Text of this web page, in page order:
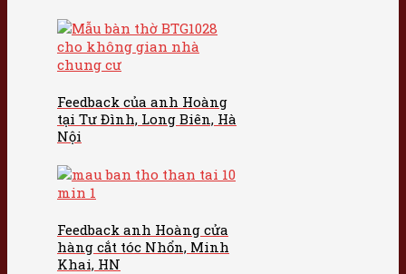
Feedback của anh Hoàng
tại Tư Đình, Long Biên, Hà
Nội
Feedback anh Hoàng cửa
hàng cắt tóc Nhổn, Minh
Khai, HN